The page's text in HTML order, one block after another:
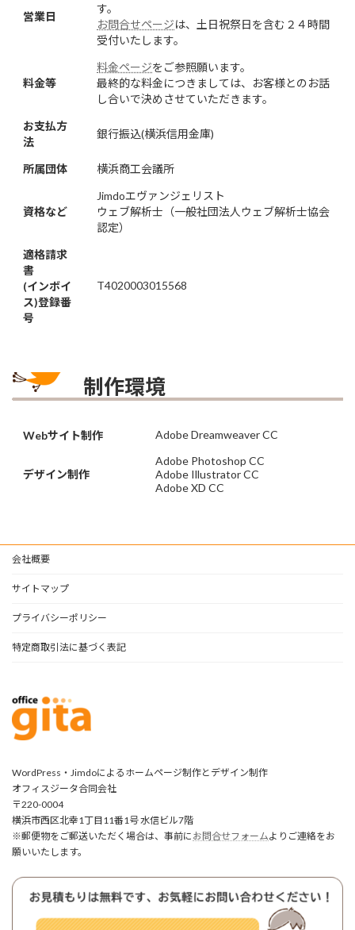
営業日
す。
お問合せページは、土日祝祭日を含む２４時間
受付いたします。
料金等
料金ページをご参照願います。
最終的な料金につきましては、お客様とのお話
し合いで決めさせていただきます。
お支払方
法
銀行振込(横浜信用金庫)
所属団体 横浜商工会議所
資格など
Jimdoエヴァンジェリスト
ウェブ解析士（一般社団法人ウェブ解析士協会
認定）
適格請求
書
(インボイ
ス)登録番
号
T4020003015568
制作環境
Webサイト制作 Adobe Dreamweaver CC
デザイン制作
Adobe Photoshop CC
Adobe Illustrator CC
Adobe XD CC
会社概要
サイトマップ
プライバシーポリシー
特定商取引法に基づく表記
WordPress・Jimdoによるホームページ制作とデザイン制作
オフィスジータ合同会社
〒220-0004
横浜市西区北幸1丁目11番1号 水信ビル7階
※郵便物をご郵送いただく場合は、事前に お問合せフォームよりご連絡をお
願いいたします。